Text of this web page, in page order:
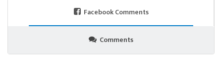
Facebook Comments
Comments